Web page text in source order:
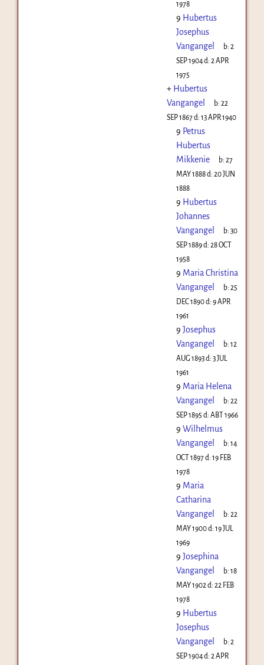
1978
9 Hubertus
Josephus
Vangangel
b:2
SEP 1904d: 2 APR
1975
+ Hubertus
Vangangel
b:22
SEP 1867d: 13 APR 1940
9 Petrus
Hubertus
Mikkenie
b:27
MAY 1888d: 20 JUN
1888
9 Hubertus
Johannes
Vangangel
b:30
SEP 1889d: 28 OCT
1958
9 Maria Christina
Vangangel
b:25
DEC 1890d: 9 APR
1961
9 Josephus
Vangangel
b:12
AUG 1893d: 3 JUL
1961
9 Maria Helena
Vangangel
b:22
SEP 1895 d: ABT 1966
9 Wilhelmus
Vangangel
b:14
OCT 1897d: 19 FEB
1978
9 Maria
Catharina
Vangangel
b:22
MAY 1900d: 19 JUL
1969
9 Josephina
Vangangel
b:18
MAY 1902 d: 22 FEB
1978
9 Hubertus
Josephus
Vangangel
b:2
SEP 1904d: 2 APR